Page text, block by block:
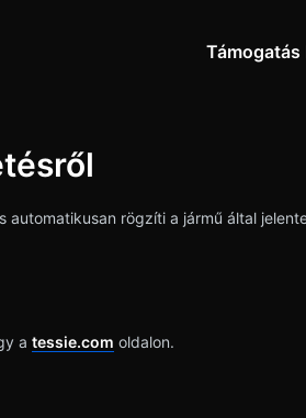
Támogatás
rögzíti a jármű által
a tessie.com oldalon.